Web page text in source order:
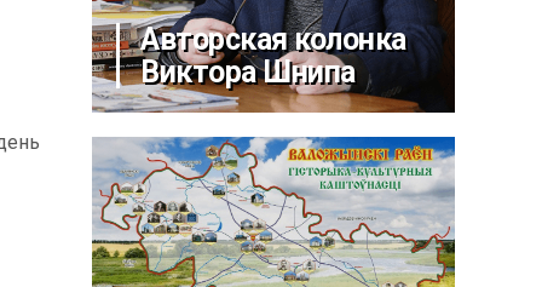
Авторская колонка
Виктора Шнипа